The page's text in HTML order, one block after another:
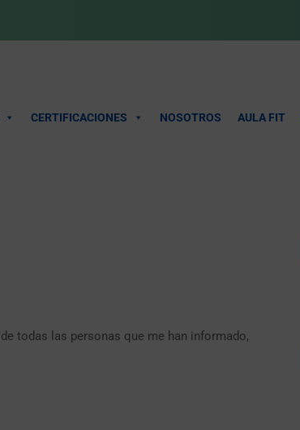
CERTIFICACIONES NOSOTROS AULA FIT
todas las personas que me han informado,